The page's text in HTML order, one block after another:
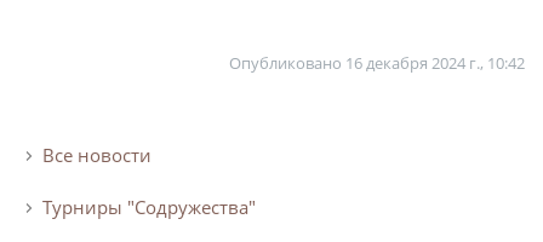
О турнире
Опубликовано 16 декабря 2024 г., 10:42
Все новости
Турниры "Содружества"